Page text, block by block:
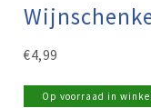
€4,99
Op voorraad in